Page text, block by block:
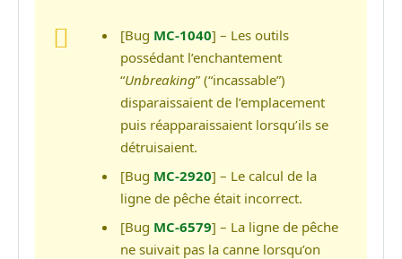
[Bug MC-1040] – Les outils
possédant l’enchantement
“Unbreaking” (“incassable”)
disparaissaient de l’emplacement
puis réapparaissaient lorsqu’ils se
détruisaient.
[Bug MC-2920] – Le calcul de la
ligne de pêche était incorrect.
[Bug MC-6579] – La ligne de pêche
ne suivait pas la canne lorsqu’on